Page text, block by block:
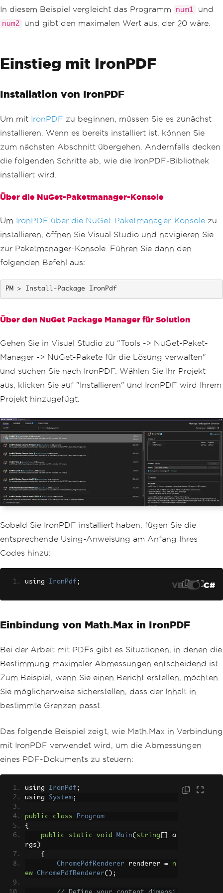
Console WriteLine $"The maximu
m value is: {max}"
return max;
In diesem Beispiel vergleicht das Programm num1 und
num2 und gibt den maximalen Wert aus, der 20 wäre.
Einstieg mit IronPDF
Installation von IronPDF
Um mit IronPDF zu beginnen, müssen Sie es zunächst
installieren. Wenn es bereits installiert ist, können Sie
zum nächsten Abschnitt übergehen. Andernfalls decken
die folgenden Schritte ab, wie die IronPDF-Bibliothek
installiert wird.
Über die NuGet-Paketmanager-Konsole
Um IronPDF über die NuGet-Paketmanager-Konsole zu
installieren, öffnen Sie Visual Studio und navigieren Sie
zur Paketmanager-Konsole. Führen Sie dann den
folgenden Befehl aus:
Install-Package IronPdf
Über den NuGet Package Manager für Solution
Gehen Sie in Visual Studio zu "Tools -> NuGet-Paket-
Manager -> NuGet-Pakete für die Lösung verwalten"
und suchen Sie nach IronPDF. Wählen Sie Ihr Projekt
aus, klicken Sie auf "Installieren" und IronPDF wird Ihrem
Projekt hinzugefügt.
Sobald Sie IronPDF installiert haben, fügen Sie die
entsprechende Using-Anweisung am Anfang Ihres
Codes hinzu:
using IronPdf ; VB C#
Einbindung von Math.Max in IronPDF
Bei der Arbeit mit PDFs gibt es Situationen, in denen die
Bestimmung maximaler Abmessungen entscheidend ist.
Zum Beispiel, wenn Sie einen Bericht erstellen, möchten
Sie möglicherweise sicherstellen, dass der Inhalt in
bestimmte Grenzen passt.
Das folgende Beispiel zeigt, wie Math.Max in Verbindung
mit IronPDF verwendet wird, um die Abmessungen
eines PDF-Dokuments zu steuern:
using IronPdf ;
using System;
public class
Program
{
public
static void Main( string
a
rgs )
{
ChromePdfRenderer renderer =
n
ew
ChromePdfRenderer();